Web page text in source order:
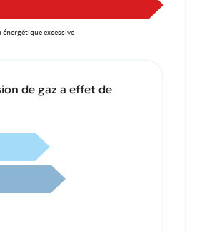
excessive
de gaz a effet de